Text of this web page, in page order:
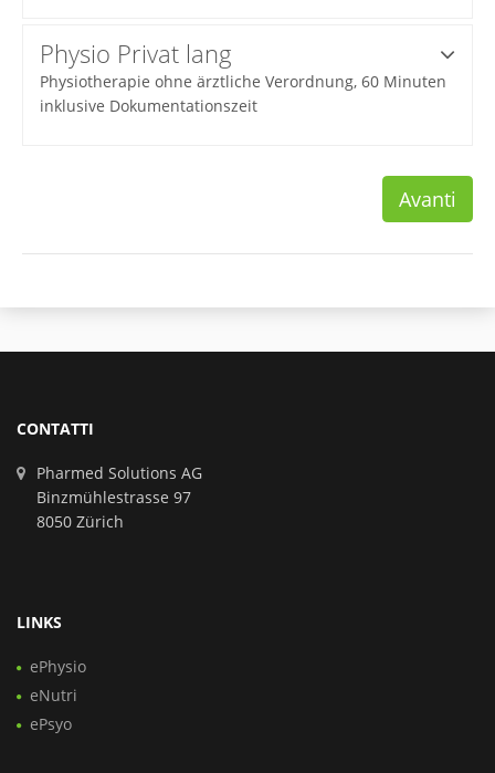
Physio Privat lang
Physiotherapie ohne ärztliche Verordnung, 60 Minuten
inklusive Dokumentationszeit
Avanti
CONTATTI
Pharmed Solutions AG
Binzmühlestrasse 97
8050 Zürich
LINKS
ePhysio
eNutri
ePsyo